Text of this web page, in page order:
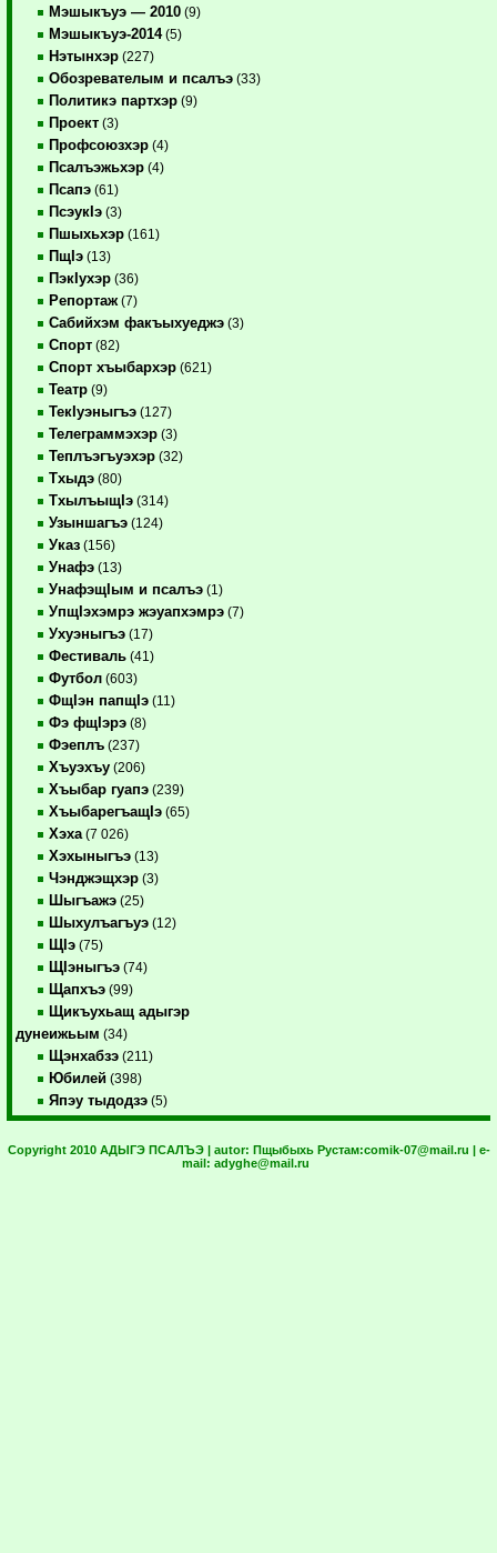
Мэшыкъуэ — 2010 (9)
Мэшыкъуэ-2014(5)
Нэтынхэр (227)
Обозревателым и псалъэ (33)
Политикэ партхэр (9)
Проект (3)
Профсоюзхэр (4)
Псалъэжьхэр (4)
Псапэ (61)
ПсэукIэ (3)
Пшыхьхэр (161)
ПщIэ (13)
ПэкIухэр (36)
Репортаж (7)
Сабийхэм факъыхуеджэ (3)
Спорт (82)
Спорт хъыбархэр (621)
Театр (9)
ТекIуэныгъэ (127)
Телеграммэхэр (3)
Теплъэгъуэхэр (32)
Тхыдэ (80)
ТхылъыщIэ (314)
Узыншагъэ (124)
Указ (156)
Унафэ (13)
УнафэщIым и псалъэ (1)
УпщIэхэмрэ жэуапхэмрэ (7)
Ухуэныгъэ (17)
Фестиваль (41)
Футбол (603)
ФщIэн папщIэ (11)
Фэ фщIэрэ (8)
Фэеплъ (237)
Хъуэхъу (206)
Хъыбар гуапэ (239)
ХъыбарегъащIэ (65)
Хэха (7 026)
Хэхыныгъэ (13)
Чэнджэщхэр (3)
Шыгъажэ (25)
Шыхулъагъуэ (12)
ЩIэ (75)
ЩIэныгъэ (74)
Щапхъэ (99)
Щикъухьащ адыгэр
дунеижьым (34)
Щэнхабзэ (211)
Юбилей (398)
Япэу тыдодзэ (5)
Copyright 2010 АДЫГЭ ПСАЛЪЭ | autor: Пщыбыхь Рустам:comik-07@mail.ru | e-
mail: adyghe@mail.ru